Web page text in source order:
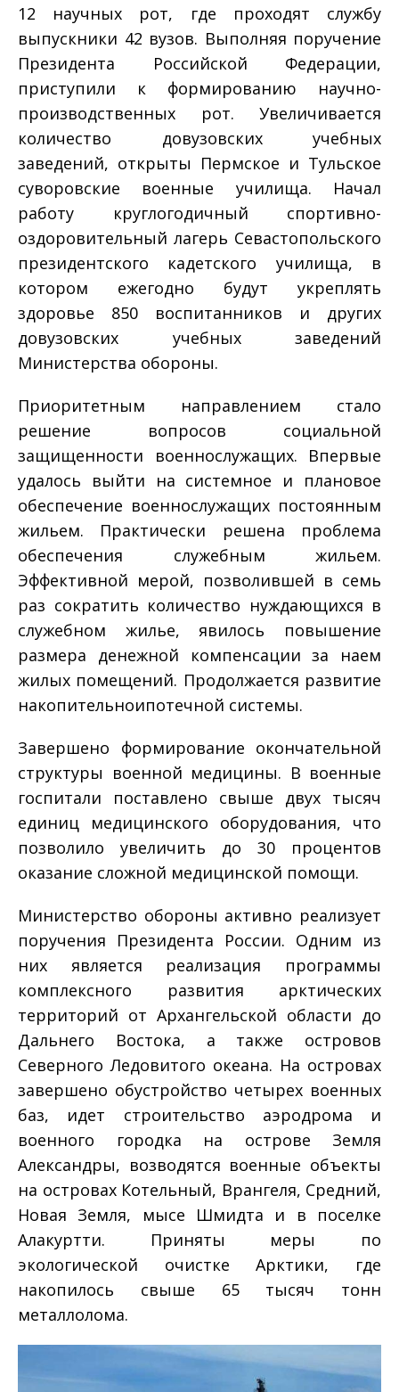
12 научных рот, где проходят службу
выпускники 42 вузов. Выполняя поручение
Президента Российской Федерации,
приступили к формированию научно­
производственных рот. Увеличивается
количество довузовских учебных
заведений, открыты Пермское и Тульское
суворовские военные училища. Начал
работу круглогодичный спортивно­
оздоровительный лагерь Севастопольского
президентского кадетского училища, в
котором ежегодно будут укреплять
здоровье 850 воспитанников и других
довузовских учебных заведений
Министерства обороны.
Приоритетным направлением стало
решение вопросов социальной
защищенности военнослужащих. Впервые
удалось выйти на системное и плановое
обеспечение военнослужащих постоянным
жильем. Практически решена проблема
обеспечения служебным жильем.
Эффективной мерой, позволившей в семь
раз сократить количество нуждающихся в
служебном жилье, явилось повышение
размера денежной компенсации за наем
жилых помещений. Продолжается развитие
накопительно­ипотечной системы.
Завершено формирование окончательной
структуры военной медицины. В военные
госпитали поставлено свыше двух тысяч
единиц медицинского оборудования, что
позволило увеличить до 30 процентов
оказание сложной медицинской помощи.
Министерство обороны активно реализует
поручения Президента России. Одним из
них является реализация программы
комплексного развития арктических
территорий от Архангельской области до
Дальнего Востока, а также островов
Северного Ледовитого океана. На островах
завершено обустройство четырех военных
баз, идет строительство аэродрома и
военного городка на острове Земля
Александры, возводятся военные объекты
на островах Котельный, Врангеля, Средний,
Новая Земля, мысе Шмидта и в поселке
Алакуртти. Приняты меры по
экологической очистке Арктики, где
накопилось свыше 65 тысяч тонн
металлолома.